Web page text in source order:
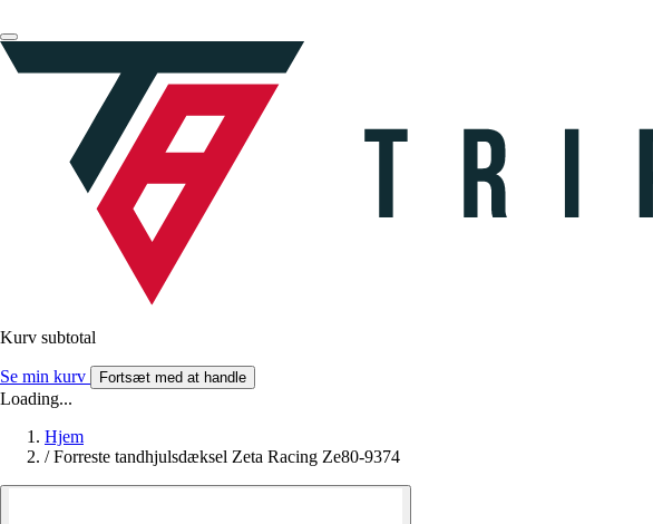
Kurv subtotal
Se min kurv Fortsæt med at handle
Loading...
Hjem
/ Forreste tandhjulsdæksel Zeta Racing Ze80-9374